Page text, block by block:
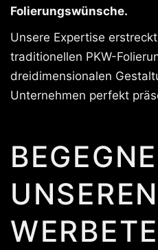
Folierungswünsche.
Unsere Expertise
traditionellen PKW-
dreidimensionalen
Unternehmen perfekt
UNSEREN